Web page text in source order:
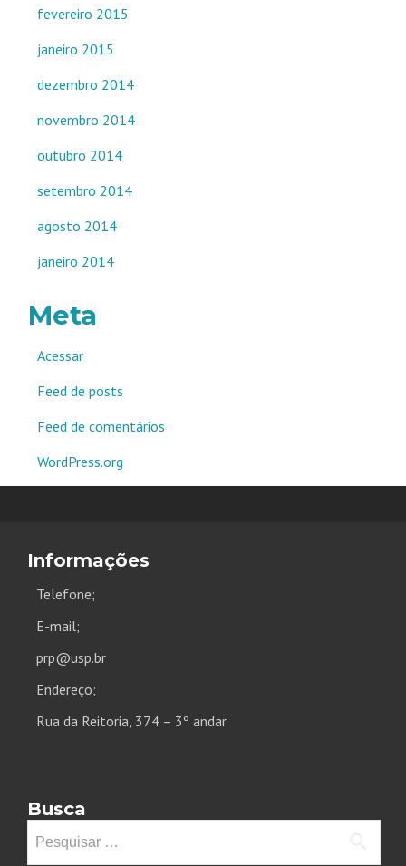
fevereiro 2015
janeiro 2015
dezembro 2014
novembro 2014
outubro 2014
setembro 2014
agosto 2014
janeiro 2014
Meta
Acessar
Feed de posts
Feed de comentários
WordPress.org
Informações
Telefone;
E-mail;
prp@usp.br
Endereço;
Rua da Reitoria, 374 – 3º andar
Busca
por: